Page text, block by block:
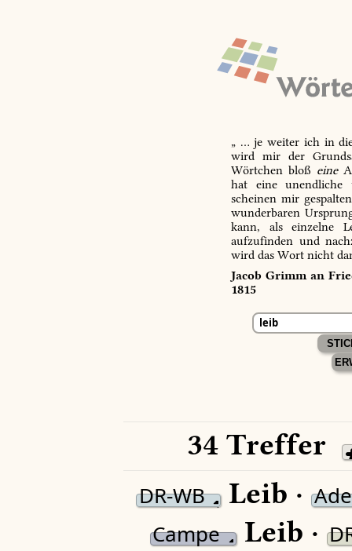
„ … je weiter ich in
wird mir der
Wörtchen bloß eine
hat eine unendliche
scheinen mir
wunderbaren
kann, als einzelne
aufzufinden und
wird das Wort nicht
Jacob Grimm an
1815
34 Treffer
DR-WB Leib ·
Campe Leib ·